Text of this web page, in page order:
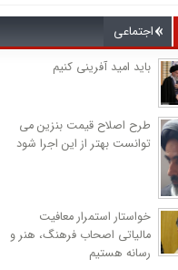
اجتماعی
باید امید آفرینی کنیم
طرح اصلاح قیمت بنزین می
توانست بهتر از این اجرا شود
خواستار استمرار معافیت
مالیاتی اصحاب فرهنگ، هنر و
رسانه هستیم